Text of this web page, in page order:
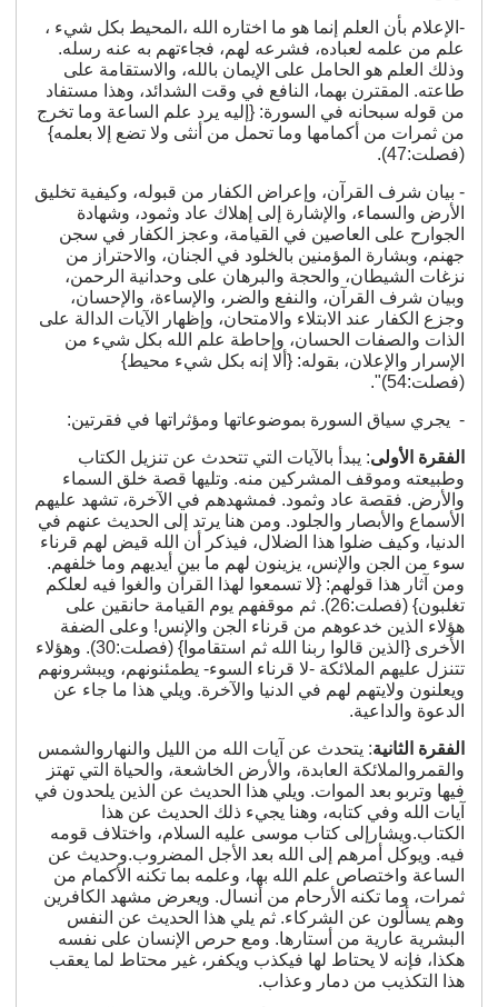
-الإعلام بأن العلم إنما هو ما اختاره الله ،المحيط بكل شيء ،
علم من علمه لعباده، فشرعه لهم، فجاءتهم به عنه رسله.
وذلك العلم هو الحامل على الإيمان بالله، والاستقامة على
طاعته. المقترن بهما، النافع في وقت الشدائد، وهذا مستفاد
من قوله سبحانه في السورة: {إليه يرد علم الساعة وما تخرج
من ثمرات من أكمامها وما تحمل من أنثى ولا تضع إلا بعلمه}
(فصلت:47).
- بيان شرف القرآن، وإعراض الكفار من قبوله، وكيفية تخليق
الأرض والسماء، والإشارة إلى إهلاك عاد وثمود، وشهادة
الجوارح على العاصين في القيامة، وعجز الكفار في سجن
جهنم، وبشارة المؤمنين بالخلود في الجنان، والاحتراز من
نزغات الشيطان، والحجة والبرهان على وحدانية الرحمن،
وبيان شرف القرآن، والنفع والضر، والإساءة، والإحسان،
وجزع الكفار عند الابتلاء والامتحان، وإظهار الآيات الدالة على
الذات والصفات الحسان، وإحاطة علم الله بكل شيء من
الإسرار والإعلان، بقوله: {ألا إنه بكل شيء محيط}
(فصلت:54)".
- يجري سياق السورة بموضوعاتها ومؤثراتها في فقرتين:
الفقرة الأولى: يبدأ بالآيات التي تتحدث عن تنزيل الكتاب
وطبيعته وموقف المشركين منه. وتليها قصة خلق السماء
والأرض. فقصة عاد وثمود. فمشهدهم في الآخرة، تشهد عليهم
الأسماع والأبصار والجلود. ومن هنا يرتد إلى الحديث عنهم في
الدنيا، وكيف ضلوا هذا الضلال، فيذكر أن الله قيض لهم قرناء
سوء من الجن والإنس، يزينون لهم ما بين أيديهم وما خلفهم.
ومن آثار هذا قولهم: {لا تسمعوا لهذا القرآن والغوا فيه لعلكم
تغلبون} (فصلت:26). ثم موقفهم يوم القيامة حانقين على
هؤلاء الذين خدعوهم من قرناء الجن والإنس! وعلى الضفة
الأخرى {الذين قالوا ربنا الله ثم استقاموا} (فصلت:30). وهؤلاء
تتنزل عليهم الملائكة -لا قرناء السوء- يطمئنونهم، ويبشرونهم
ويعلنون ولايتهم لهم في الدنيا والآخرة. ويلي هذا ما جاء عن
الدعوة والداعية.
الفقرة الثانية: يتحدث عن آيات الله من الليل والنهاروالشمس
والقمروالملائكة العابدة، والأرض الخاشعة، والحياة التي تهتز
فيها وتربو بعد الموات. ويلي هذا الحديث عن الذين يلحدون في
آيات الله وفي كتابه، وهنا يجيء ذلك الحديث عن هذا
الكتاب.ويشارإلى كتاب موسى عليه السلام، واختلاف قومه
فيه. ويوكل أمرهم إلى الله بعد الأجل المضروب.وحديث عن
الساعة واختصاص علم الله بها، وعلمه بما تكنه الأكمام من
ثمرات، وما تكنه الأرحام من أنسال. ويعرض مشهد الكافرين
وهم يسألون عن الشركاء. ثم يلي هذا الحديث عن النفس
البشرية عارية من أستارها. ومع حرص الإنسان على نفسه
هكذا، فإنه لا يحتاط لها فيكذب ويكفر، غير محتاط لما يعقب
هذا التكذيب من دمار وعذاب.